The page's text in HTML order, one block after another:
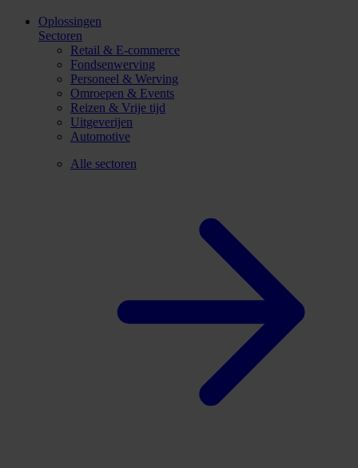
Oplossingen
Sectoren
Retail & E-commerce
Fondsenwerving
Personeel & Werving
Omroepen & Events
Reizen & Vrije tijd
Uitgeverijen
Automotive
Alle sectoren